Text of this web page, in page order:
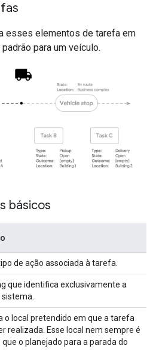
esses elementos de tarefa em
para um veículo.
básicos
de ação associada à tarefa.
que identifica exclusivamente a
o local pretendido em que a tarefa
realizada. Esse local nem sempre é
o planejado para a parada do